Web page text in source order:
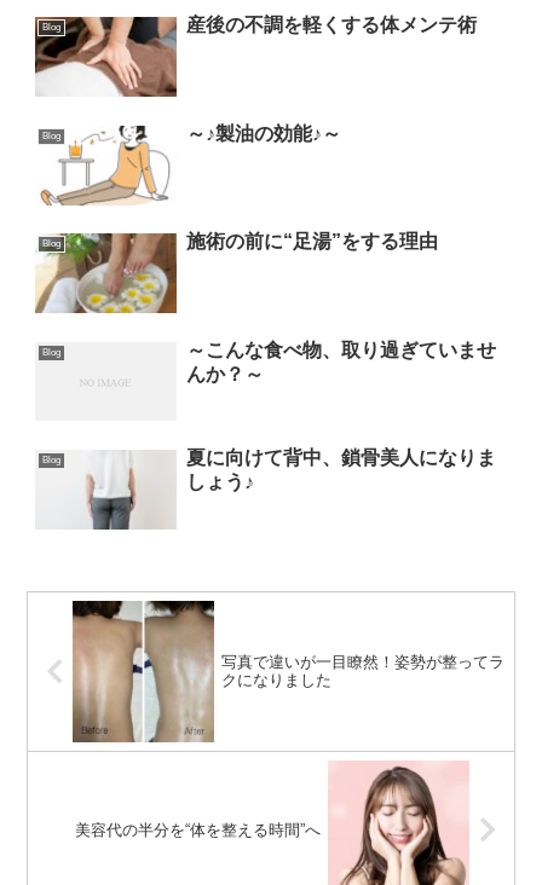
Blog 産後の不調を軽くする体メンテ術
Blog ～♪製油の効能♪～
Blog 施術の前に“足湯”をする理由
Blog
～こんな食べ物、取り過ぎていませ
んか？～
Blog
夏に向けて背中、鎖骨美人になりま
しょう♪
写真で違いが一目瞭然！姿勢が整ってラ
クになりました
美容代の半分を“体を整える時間”へ